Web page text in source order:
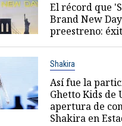
El récord que
Brand New
preestreno:
Shakira
Así fue la
Ghetto Kids de
apertura de
Shakira en